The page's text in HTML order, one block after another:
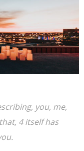
you, me,
4 itself has